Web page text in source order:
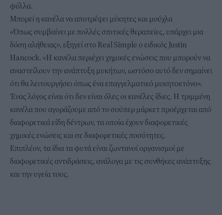
φύλλα.
Μπορεί η κανέλα να αποτρέψει μύκητες και μούχλα
«Όπως συμβαίνει με πολλές σπιτικές θεραπείες, υπάρχει μια
δόση αλήθειας», εξηγεί στο Real Simple ο ειδικός Justin
Hancock. «Η κανέλα περιέχει χημικές ενώσεις που μπορούν να
αναστείλουν την ανάπτυξη μυκήτων, ωστόσο αυτό δεν σημαίνει
ότι θα λειτουργήσει όπως ένα επαγγελματικό μυκητοκτόνο».
Ένας λόγος είναι ότι δεν είναι όλες οι κανέλες ίδιες. Η τριμμένη
κανέλα που αγοράζουμε από το σούπερ μάρκετ προέρχεται από
διαφορετικά είδη δέντρων, τα οποία έχουν διαφορετικές
χημικές ενώσεις και σε διαφορετικές ποσότητες.
Επιπλέον, τα ίδια τα φυτά είναι ζωντανοί οργανισμοί με
διαφορετικές αντιδράσεις, ανάλογα με τις συνθήκες ανάπτυξης
και την υγεία τους.